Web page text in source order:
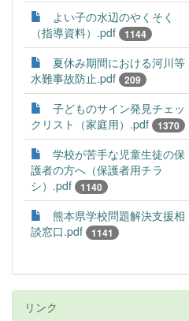
よい子の水辺のやくそく
（指導資料）.pdf
1144
夏休み期間における河川等
水難事故防止.pdf
209
子どものサイン発見チェッ
クリスト（家庭用）.pdf
1370
学校が苦手な児童生徒の保
護者の方へ（保護者用チラ
シ）.pdf
1140
熊本県学校問題解決支援相
談窓口.pdf
1141
リンク